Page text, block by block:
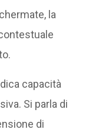
la
capacità
Si parla di
di